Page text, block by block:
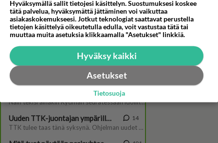
ohjelmasta tuttu Antti-Jussi
paljastaa, mikä on paras leffa
ikinä. Katso video!
Hyväksymällä sallit tietojesi käsittelyn. Suostumuksesi koskee
tätä palvelua, hyväksymättä jättäminen voi vaikuttaa
asiakaskokemukseesi. Jotkut teknologiat saattavat perustella
tietojen käsittelyä oikeutetulla edulla, voit vastustaa tätä tai
muuttaa muita asetuksia klikkaamalla "Asetukset" linkkiä.
Hyväksy kaikki
Asetukset
Tietosuoja